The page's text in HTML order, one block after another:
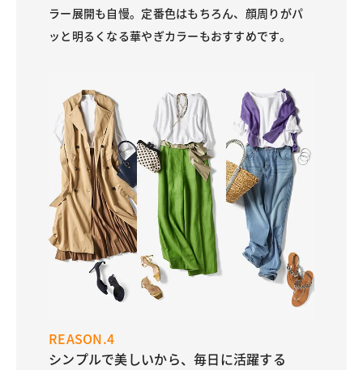
ラー展開も自慢。定番色はもちろん、顔周りがパ
ッと明るくなる華やぎカラーもおすすめです。
REASON.4
シンプルで美しいから、毎日に活躍する